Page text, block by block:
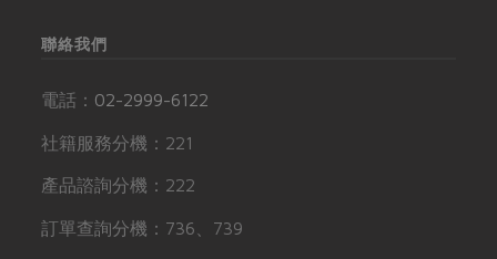
聯絡我們
電話： 02-2999-6122
社籍服務分機：221
產品諮詢分機：222
訂單查詢分機：736、739